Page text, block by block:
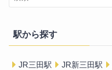
駅から探す
JR三田駅 JR新三田駅